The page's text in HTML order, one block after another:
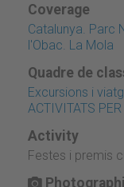
Coverage
Catalunya. Parc
l'Obac. La Mola
Quadre de
Excursions i
ACTIVITATS
Activity
Festes i premis